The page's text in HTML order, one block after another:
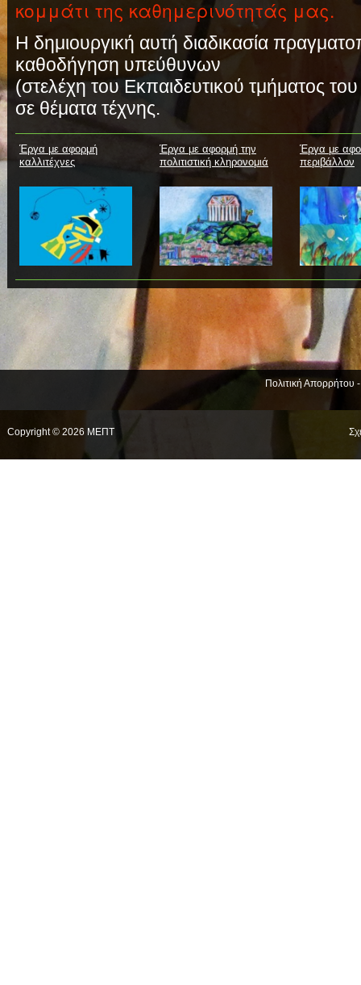
κομμάτι της καθημερινότητάς μας.
Η δημιουργική αυτή διαδικασία
καθοδήγηση υπεύθυνων
(στελέχη του Εκπαιδευτικού τμήματος
σε θέματα τέχνης.
Έργα με αφορμή
καλλιτέχνες
Έργα με αφορμή την
πολιτιστική κληρονομιά
Έργα με
περιβάλλον
Πολιτική
Copyright © 2026 ΜΕΠΤ